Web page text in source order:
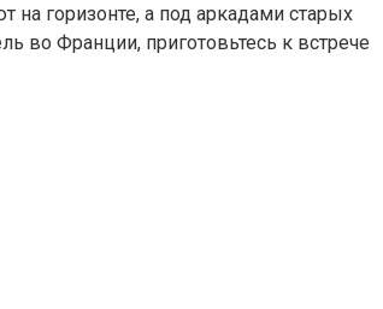
горизонте, а под аркадами старых
во Франции, приготовьтесь к встрече